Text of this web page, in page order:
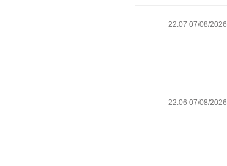
07/08/2026 22:07
07/08/2026 22:06